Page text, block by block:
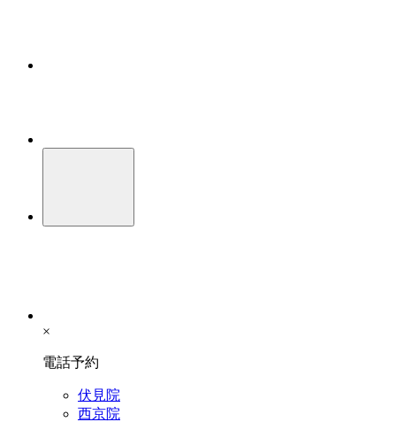
×
電話予約
伏見院
西京院